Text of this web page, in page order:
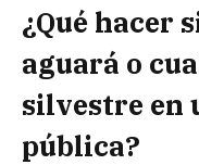
¿Qué hacer
aguará o
silvestre en
pública?